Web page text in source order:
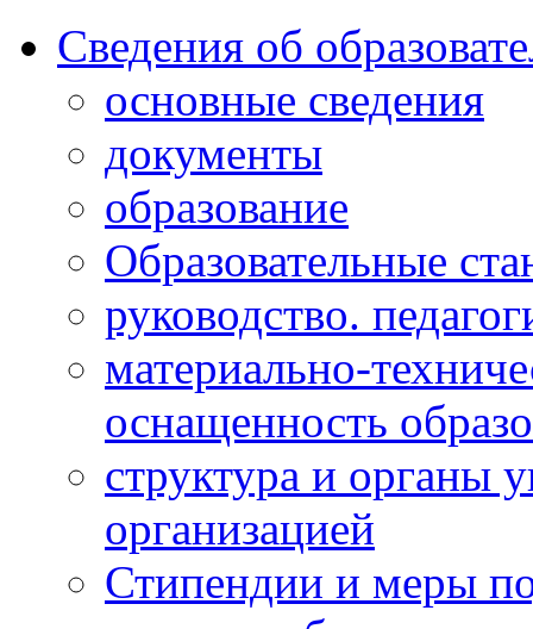
Сведения об
основные сведения
документы
образование
Образовательные
руководство.
материально-
оснащенность
структура и органы
организацией
Стипендии и меры